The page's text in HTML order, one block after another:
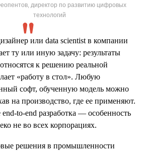
директор по развитию цифровых
технологий
или data scientist в компании
ту или иную задачу: результаты
к решению реальной
«работу в стол». Любую
софт, обученную модель можно
на производство, где ее применяют.
to-end разработка — особенность
не во всех корпорациях.